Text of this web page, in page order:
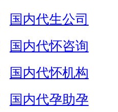
国内代生公司
国内代怀咨询
国内代怀机构
国内代孕助孕